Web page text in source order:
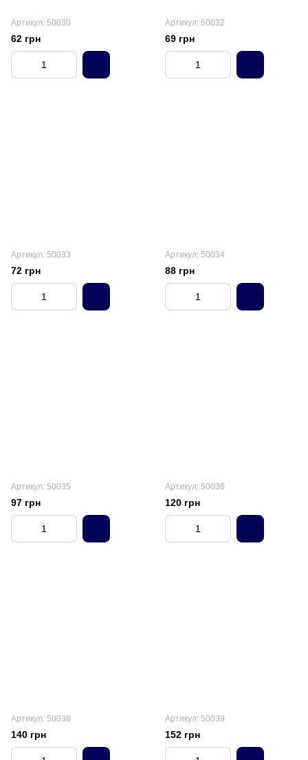
Артикул: 50030
62 грн
Артикул: 50032
69 грн
Артикул: 50033
72 грн
Артикул: 50034
88 грн
Артикул: 50035
97 грн
Артикул: 50036
120 грн
Артикул: 50038
140 грн
Артикул: 50039
152 грн